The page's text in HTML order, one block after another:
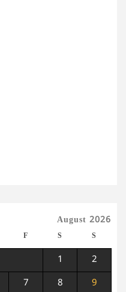
August 2026
F S S
1 2
7 8 9